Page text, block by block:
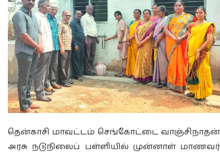
தென்காசி மாவட்டம் செங்கோட்டை வாஞ்சிநாதன்
அரசு நடுநிலைப் பள்ளியில் முன்னாள் மாணவர்